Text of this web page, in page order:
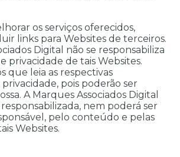
os serviços oferecidos,
links para Websites de terceiros.
Digital não se responsabiliza
privacidade de tais Websites.
que leia as respectivas
pois poderão ser
A Marques Associados Digital
nem poderá ser
pelo conteúdo e pelas
Websites.